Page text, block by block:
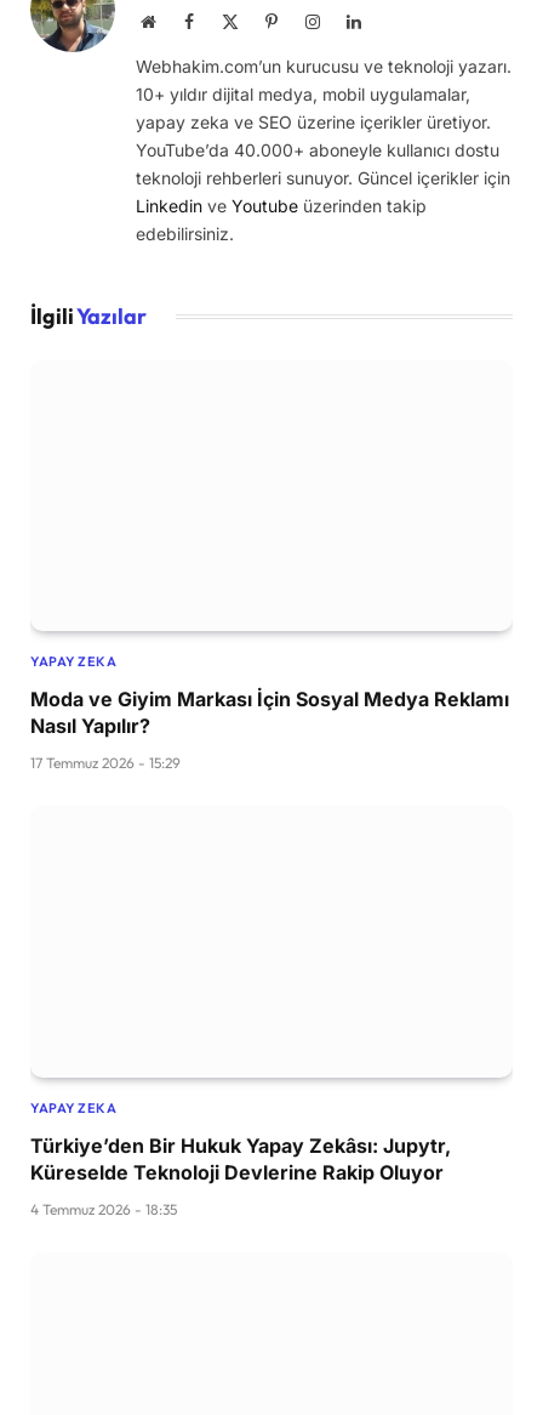
WebsiteFacebook PinterestInstagramLinkedIn
Webhakim.com’un kurucusu ve teknoloji yazarı.
10+ yıldır dijital medya, mobil uygulamalar,
yapay zeka ve SEO üzerine içerikler üretiyor.
YouTube’da 40.000+ aboneyle kullanıcı dostu
teknoloji rehberleri sunuyor. Güncel içerikler için
Linkedin ve Youtube üzerinden takip
edebilirsiniz.
İlgiliYazılar
YAPAY ZEKA
Moda ve Giyim Markası İçin Sosyal Medya Reklamı
Nasıl Yapılır?
17 Temmuz 2026 - 15:29
YAPAY ZEKA
Türkiye’den Bir Hukuk Yapay Zekâsı: Jupytr,
Küreselde Teknoloji Devlerine Rakip Oluyor
4 Temmuz 2026 - 18:35